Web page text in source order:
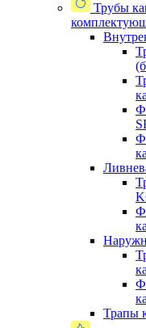
Трубы
Трапы